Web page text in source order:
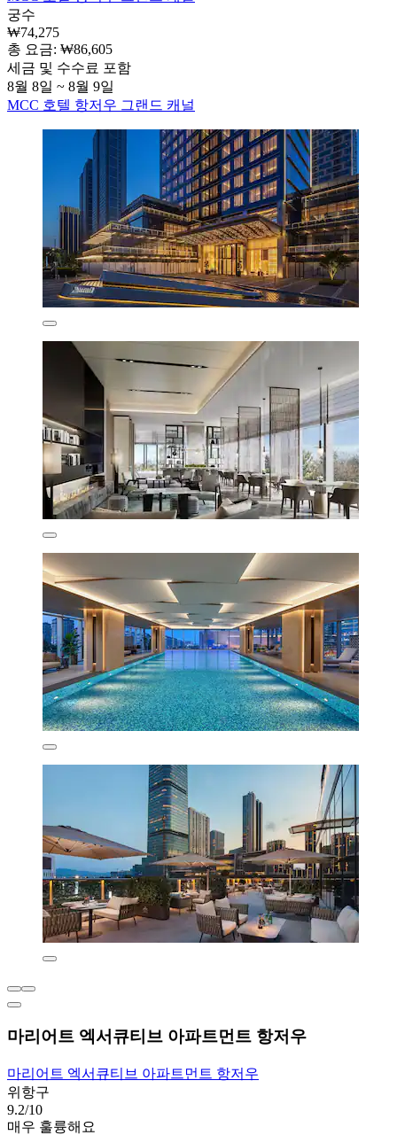
궁수
₩74,275
총 요금: ₩86,605
세금 및 수수료 포함
8월 8일 ~ 8월 9일
MCC 호텔 항저우 그랜드 캐널
마리어트 엑서큐티브 아파트먼트 항저우
마리어트 엑서큐티브 아파트먼트 항저우
위항구
9.2/10
매우 훌륭해요